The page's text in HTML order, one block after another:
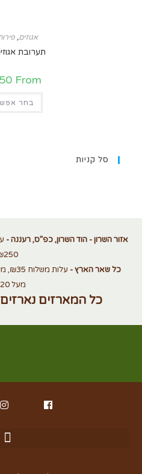
אגוזים,
תערובת
From
בחר
סל קניות
אזור השרון - הוד השרון, כפ”ס, רעננה -
כל שאר הארץ -
מעל ₪420
כל המארזים